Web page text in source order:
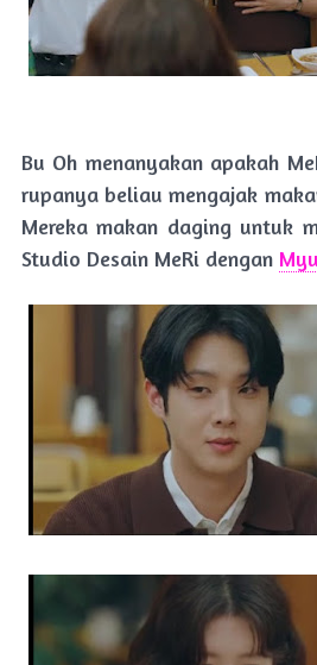
Bu Oh menanyakan apakah
rupanya beliau mengajak
Mereka makan daging untuk
Studio Desain MeRi dengan